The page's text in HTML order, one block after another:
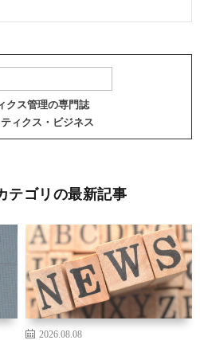
クス管理の専門誌
ィクス・ビジネス
テゴリの最新記事
2026.08.08